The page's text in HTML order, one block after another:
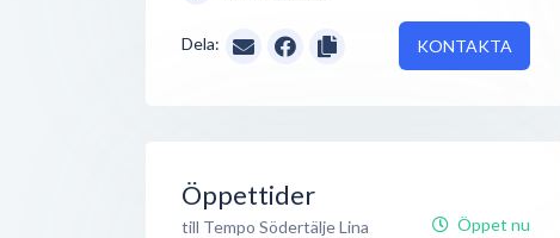
Dela: KONTAKTA
Öppettider
till Tempo Södertälje Lina
Öppet nu